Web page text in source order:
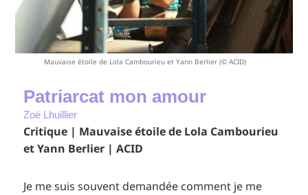
Mauvaise étoile de Lola Cambourieu et Yann Berlier (© ACID)
Patriarcat mon amour
Zoé Lhuillier
Critique | Mauvaise étoile de Lola Cambourieu
et Yann Berlier | ACID
Je me suis souvent demandée comment je me